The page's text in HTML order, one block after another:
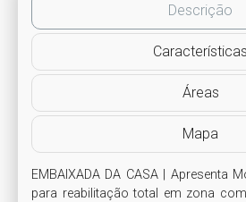
Descrição
Características
Áreas
Mapa
EMBAIXADA DA CASA | Apresenta
para reabilitação total em zona